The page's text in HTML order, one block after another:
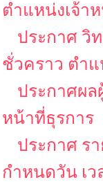
ตำแหน่งเจ้า
ประกาศ วิ
ชั่วคราว ตำ
ประกาศผล
หน้าที่ธุรการ
ประกาศ ร
กำหนดวัน เ